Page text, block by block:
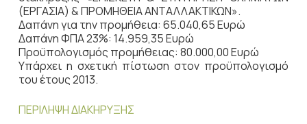
(ΕΡΓΑΣΙΑ) & ΠΡΟΜΗΘΕΙΑ ΑΝΤΑΛΛΑΚΤΙΚΩΝ».
Δαπάνη για την προμήθεια: 65.040,65 Ευρώ
Δαπάνη ΦΠΑ 23%: 14.959,35 Ευρώ
Προϋπολογισμός προμήθειας: 80.000,00 Ευρώ
Υπάρχει η σχετική πίστωση στον προϋπολογισμό
του έτους 2013.
ΠΕΡΙΛΗΨΗ ΔΙΑΚΗΡΥΞΗΣ